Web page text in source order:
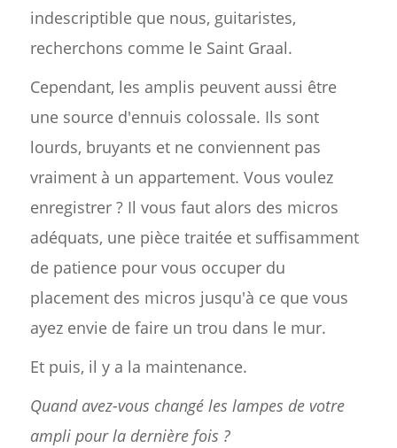
indescriptible que nous, guitaristes,
recherchons comme le Saint Graal.
Cependant, les amplis peuvent aussi être
une source d'ennuis colossale. Ils sont
lourds, bruyants et ne conviennent pas
vraiment à un appartement. Vous voulez
enregistrer ? Il vous faut alors des micros
adéquats, une pièce traitée et suffisamment
de patience pour vous occuper du
placement des micros jusqu'à ce que vous
ayez envie de faire un trou dans le mur.
Et puis, il y a la maintenance.
Quand avez-vous changé les lampes de votre
ampli pour la dernière fois ?